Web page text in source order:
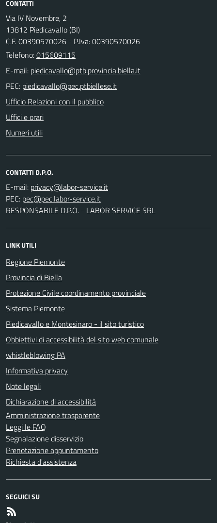
CONTATTI
Via IV Novembre, 2
13812 Piedicavallo (BI)
C.F. 00390570026 - P.Iva: 00390570026
Telefono:015609115
E-mail:
PEC:
Ufficio Relazioni con il pubblico
Uffici e orari
Numeri utili
CONTATTI D.P.O.
E-mail:
PEC:
RESPONSABILE D.P.O. - LABOR SERVICE SRL
LINK UTILI
Regione Piemonte
Provincia di Biella
Protezione Civile coordinamento provinciale
Sistema Piemonte
Piedicavallo e Montesinaro - il sito turistico
Obbiettivi di accessibilità del sito web comunale
whistleblowing PA
Informativa privacy
Note legali
Dichiarazione di accessibilità
Amministrazione trasparente
Leggi le FAQ
Segnalazione disservizio
Prenotazione appuntamento
Richiesta d'assistenza
SEGUICI SU